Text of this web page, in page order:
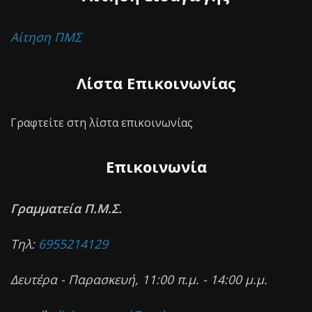
Αίτηση ΠΜΣ
Λίστα Επικοινωνίας
Γραφτείτε στη λίστα επικοινωνίας
Επικοινωνία
Γραμματεία Π.Μ.Σ.
Τηλ: 6955214129
Δευτέρα - Παρασκευή, 11:00 π.μ. - 14:00 μ.μ.